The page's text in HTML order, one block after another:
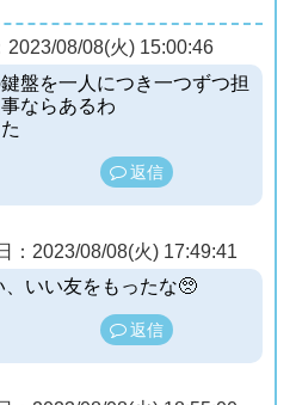
2023/08/08(火) 15:00:46
盤を一人につき一つずつ担
ならあるわ
返信
：2023/08/08(火) 17:49:41
いい友をもったな🥺
返信